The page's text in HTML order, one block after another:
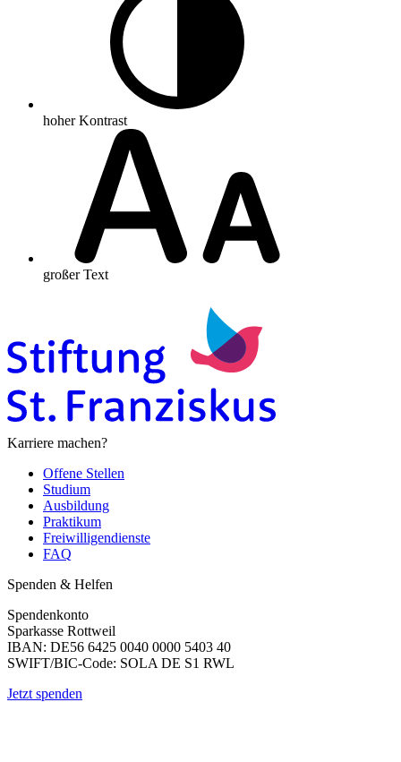
hoher Kontrast
großer Text
Karriere machen?
Offene Stellen
Studium
Ausbildung
Praktikum
Freiwilligendienste
FAQ
Spenden & Helfen
Spendenkonto
Sparkasse Rottweil
IBAN: DE56 6425 0040 0000 5403 40
SWIFT/BIC-Code: SOLA DE S1 RWL
Jetzt spenden